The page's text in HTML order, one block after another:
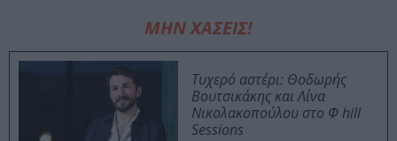
ΜΗΝ ΧΑΣΕΙΣ!
Τυχερό αστέρι: Θοδωρής
Βουτσικάκης και Λίνα
Νικολακοπούλου στο Φ hill
Sessions